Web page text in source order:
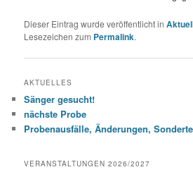
Dieser Eintrag wurde veröffentlicht in
Lesezeichen zum Permalink.
AKTUELLES
Sänger gesucht!
nächste Probe
Probenausfälle, Änderungen,
VERANSTALTUNGEN 2026/2027